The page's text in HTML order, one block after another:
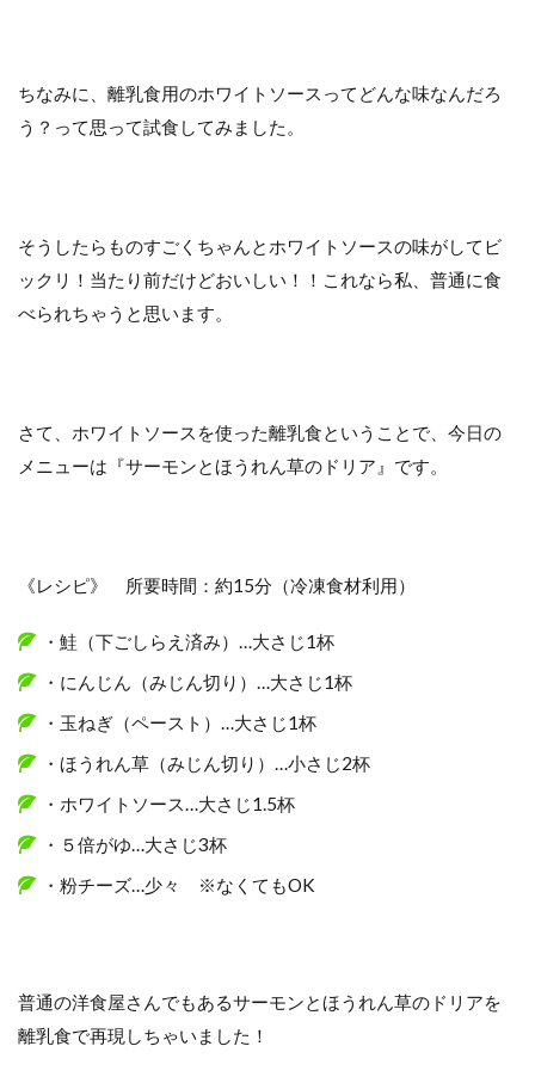
ちなみに、離乳食用のホワイトソースってどんな味なんだろ
う？って思って試食してみました。
そうしたらものすごくちゃんとホワイトソースの味がしてビ
ックリ！当たり前だけどおいしい！！これなら私、普通に食
べられちゃうと思います。
さて、ホワイトソースを使った離乳食ということで、今日の
メニューは『サーモンとほうれん草のドリア』です。
《レシピ》 所要時間：約15分（冷凍食材利用）
・鮭（下ごしらえ済み）…大さじ1杯
・にんじん（みじん切り）…大さじ1杯
・玉ねぎ（ペースト）…大さじ1杯
・ほうれん草（みじん切り）…小さじ2杯
・ホワイトソース…大さじ1.5杯
・５倍がゆ…大さじ3杯
・粉チーズ…少々 ※なくてもOK
普通の洋食屋さんでもあるサーモンとほうれん草のドリアを
離乳食で再現しちゃいました！